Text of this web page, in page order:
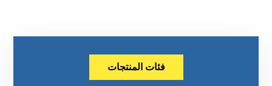
فئات المنتجات